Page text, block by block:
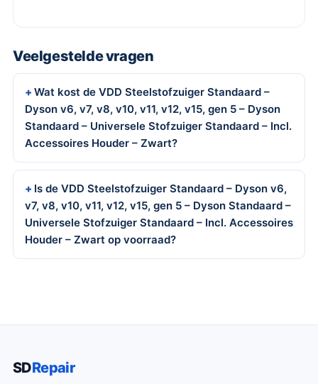
Veelgestelde vragen
Wat kost de VDD Steelstofzuiger Standaard –
Dyson v6, v7, v8, v10, v11, v12, v15, gen 5 – Dyson
Standaard – Universele Stofzuiger Standaard – Incl.
Accessoires Houder – Zwart?
Is de VDD Steelstofzuiger Standaard – Dyson v6,
v7, v8, v10, v11, v12, v15, gen 5 – Dyson Standaard –
Universele Stofzuiger Standaard – Incl. Accessoires
Houder – Zwart op voorraad?
SDRepair